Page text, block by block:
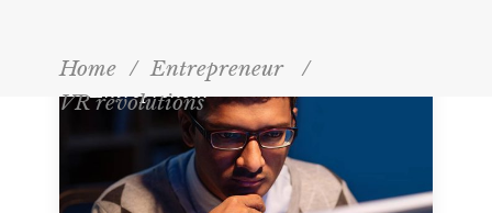
Home / Entrepreneur
/
VR revolutions
Entrepreneur